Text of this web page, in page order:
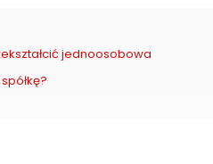
jednoosobowa